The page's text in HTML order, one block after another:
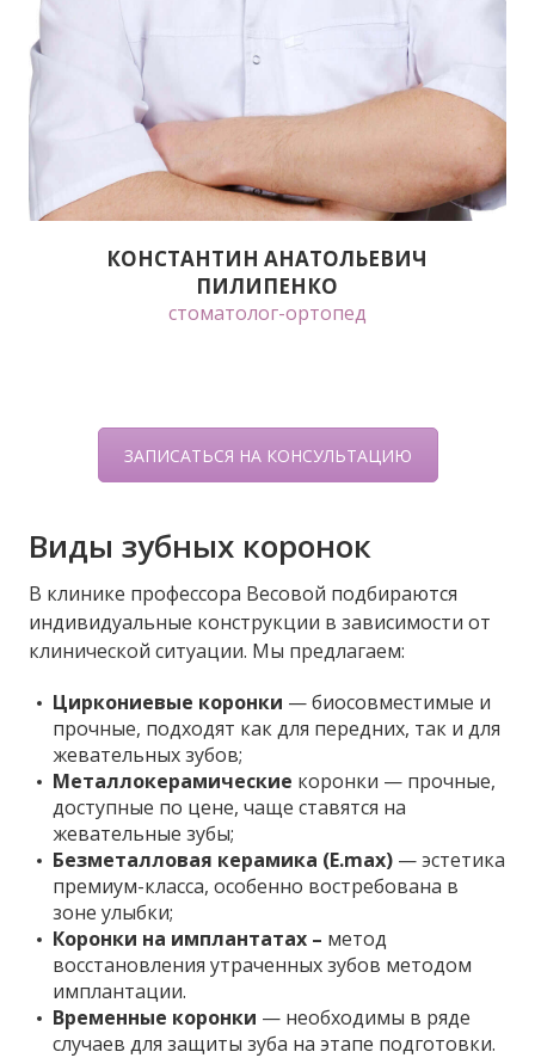
КОНСТАНТИН АНАТОЛЬЕВИЧ
ПИЛИПЕНКО
стоматолог-ортопед
ЗАПИСАТЬСЯ НА КОНСУЛЬТАЦИЮ
Виды зубных коронок
В клинике профессора Весовой подбираются
индивидуальные конструкции в зависимости от
клинической ситуации. Мы предлагаем:
Циркониевые коронки — биосовместимые и
прочные, подходят как для передних, так и для
жевательных зубов;
Металлокерамические коронки — прочные,
доступные по цене, чаще ставятся на
жевательные зубы;
Безметалловая керамика (E.max)— эстетика
премиум-класса, особенно востребована в
зоне улыбки;
Коронки на имплантатах– метод
восстановления утраченных зубов методом
имплантации.
Временные коронки — необходимы в ряде
случаев для защиты зуба на этапе подготовки.